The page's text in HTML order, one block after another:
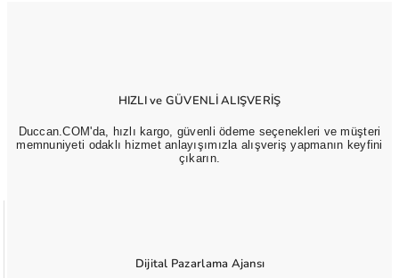
HIZLI ve GÜVENLİ ALIŞVERİŞ
Duccan.COM'da, hızlı kargo, güvenli ödeme seçenekleri ve müşteri
memnuniyeti odaklı hizmet anlayışımızla alışveriş yapmanın keyfini
çıkarın.
Dijital Pazarlama Ajansı